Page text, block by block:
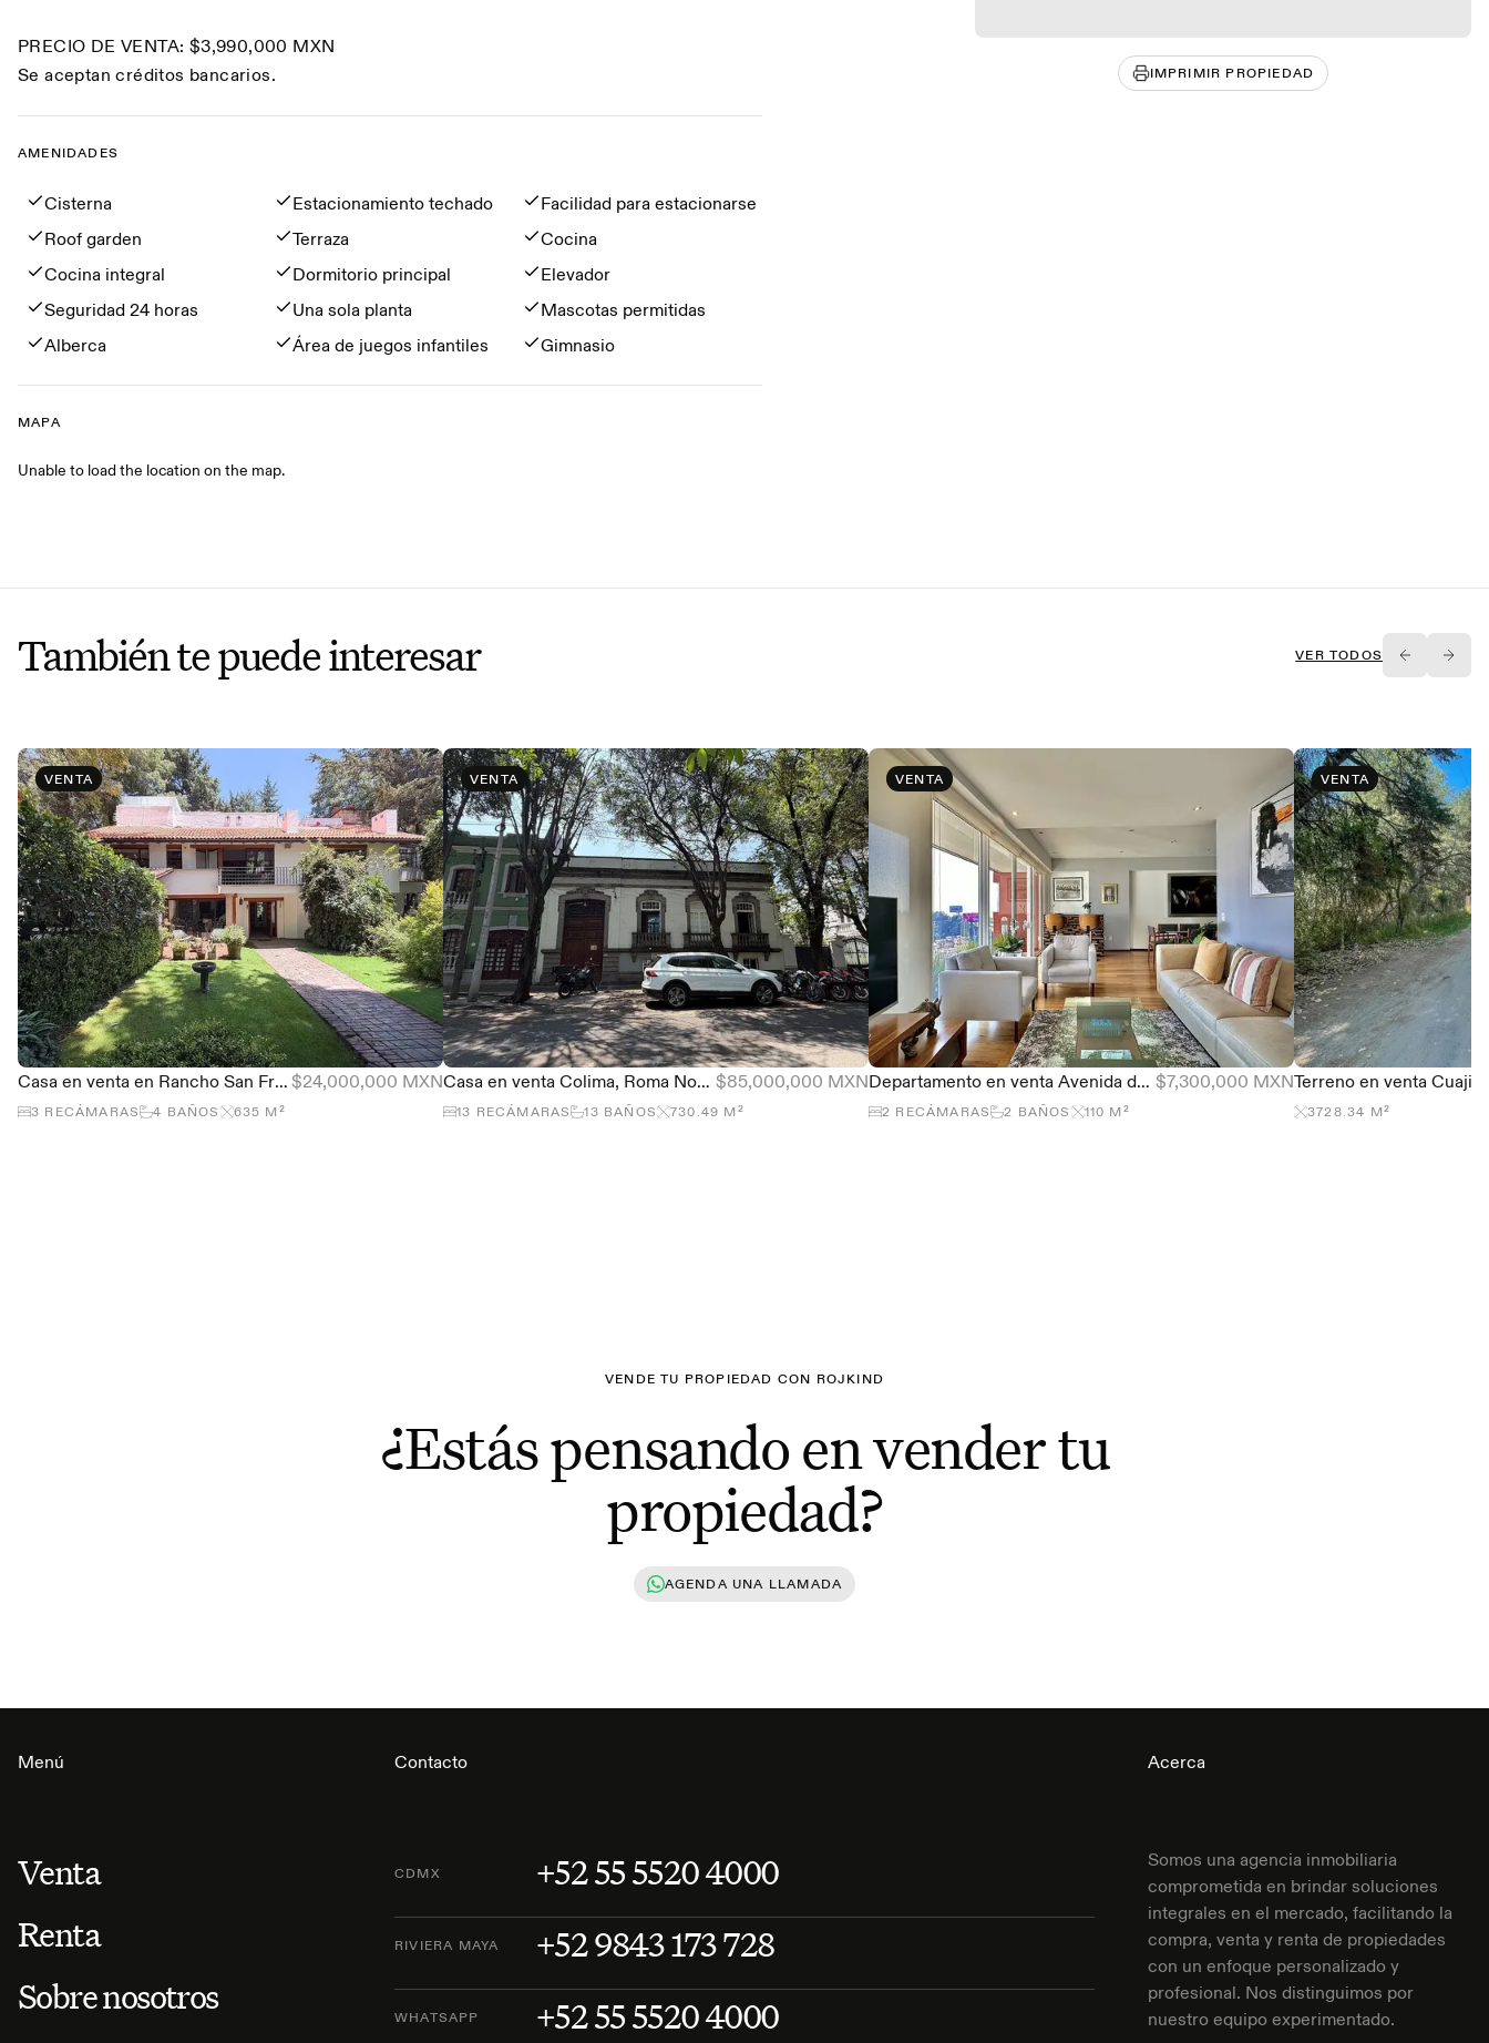
PRECIO DE VENTA: $3,990,000 MXN
Se aceptan créditos bancarios.
Amenidades
AMENIDADES
Cisterna Estacionamiento techado
Facilidad para estacionarse
Roof garden
Terraza
Cocina
Cocina integral
Dormitorio principal
Elevador
Seguridad 24 horas
Una sola planta
Mascotas permitidas
Alberca
Área de juegos infantiles Gimnasio
Mapa
MAPA
Unable to load the location on the map.
IMPRIMIR PROPIEDAD
También te puede interesar VER TODOS
VENTA
Casa en venta en Rancho San Francisco, Álvaro Obregón, CDMX $24,000,000 MXN
3 RECÁMARAS 4 BAÑOS 635 M²
VENTA
Casa en venta Colima, Roma Norte $85,000,000 MXN
13 RECÁMARAS 13 BAÑOS 730.49 M²
VENTA
Departamento en venta Avenida de los Poetas, Tres Cumbres Santa Fe $7,300,000 MXN
2 RECÁMARAS 2 BAÑOS 110 M²
VENTA
3728.34 M²
VENDE TU PROPIEDAD CON ROJKIND
¿Estás pensando en vender tu
propiedad?
AGENDA UNA LLAMADA
Menú
Venta
Renta
Sobre nosotros
Contacto
CDMX +52 55 5520 4000
RIVIERA MAYA +52 9843 173 728
WHATSAPP +52 55 5520 4000
Acerca
Somos una agencia inmobiliaria
comprometida en brindar soluciones
integrales en el mercado, facilitando la
compra, venta y renta de propiedades
con un enfoque personalizado y
profesional. Nos distinguimos por
nuestro equipo experimentado.